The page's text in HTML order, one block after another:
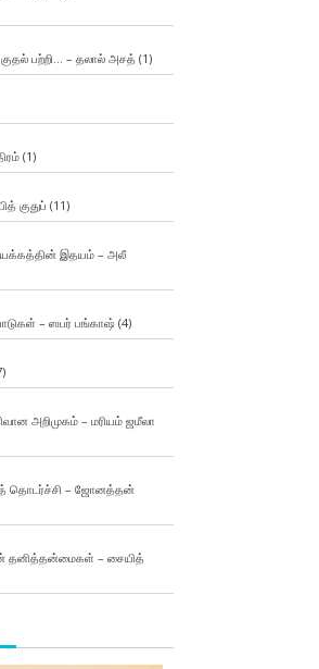
பற்றி… – தலால் அசத் (1)
(1)
குதுப் (11)
இதயம் – அலீ
– ஸபர் பங்காஷ் (4)
அறிமுகம் – மரியம் ஜமீலா
தொடர்ச்சி – ஜோனத்தன்
– சையித்